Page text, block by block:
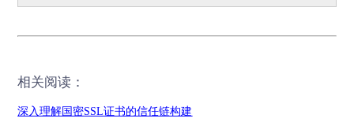
相关阅读：
深入理解国密SSL证书的信任链构建